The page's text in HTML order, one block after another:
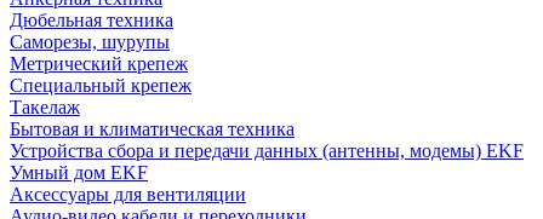
Дюбельная техника
Саморезы, шурупы
Метрический крепеж
Специальный крепеж
Такелаж
Бытовая и климатическая техника
Устройства сбора и передачи данных (антенны, модемы) EKF
Умный дом EKF
Аксессуары для вентиляции